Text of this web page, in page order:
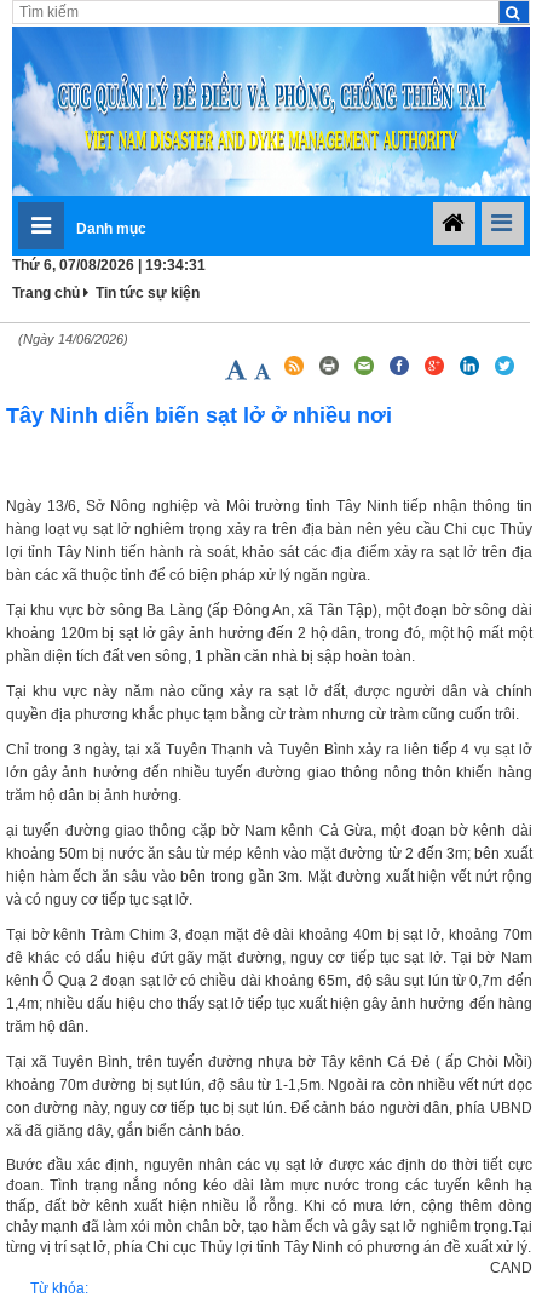
Danh mục
Thứ 6, 07/08/2026 | 19:34:31
Trang chủ
Tin tức sự kiện
(Ngày 14/06/2026)
Tây Ninh diễn biến sạt lở ở nhiều nơi
Ngày 13/6, Sở Nông nghiệp và Môi trường tỉnh Tây Ninh tiếp nhận thông tin
hàng loạt vụ sạt lở nghiêm trọng xảy ra trên địa bàn nên yêu cầu Chi cục Thủy
lợi tỉnh Tây Ninh tiến hành rà soát, khảo sát các địa điểm xảy ra sạt lở trên địa
bàn các xã thuộc tỉnh để có biện pháp xử lý ngăn ngừa.
Tại khu vực bờ sông Ba Làng (ấp Đông An, xã Tân Tập), một đoạn bờ sông dài
khoảng 120m bị sạt lở gây ảnh hưởng đến 2 hộ dân, trong đó, một hộ mất một
phần diện tích đất ven sông, 1 phần căn nhà bị sập hoàn toàn.
Tại khu vực này năm nào cũng xảy ra sạt lở đất, được người dân và chính
quyền địa phương khắc phục tạm bằng cừ tràm nhưng cừ tràm cũng cuốn trôi.
Chỉ trong 3 ngày, tại xã Tuyên Thạnh và Tuyên Bình xảy ra liên tiếp 4 vụ sạt lở
lớn gây ảnh hưởng đến nhiều tuyến đường giao thông nông thôn khiến hàng
trăm hộ dân bị ảnh hưởng.
ại tuyến đường giao thông cặp bờ Nam kênh Cả Gừa, một đoạn bờ kênh dài
khoảng 50m bị nước ăn sâu từ mép kênh vào mặt đường từ 2 đến 3m; bên xuất
hiện hàm ếch ăn sâu vào bên trong gần 3m. Mặt đường xuất hiện vết nứt rộng
và có nguy cơ tiếp tục sạt lở.
Tại bờ kênh Tràm Chim 3, đoạn mặt đê dài khoảng 40m bị sạt lở, khoảng 70m
đê khác có dấu hiệu đứt gãy mặt đường, nguy cơ tiếp tục sạt lở. Tại bờ Nam
kênh Ổ Quạ 2 đoạn sạt lở có chiều dài khoảng 65m, độ sâu sụt lún từ 0,7m đến
1,4m; nhiều dấu hiệu cho thấy sạt lở tiếp tục xuất hiện gây ảnh hưởng đến hàng
trăm hộ dân.
Tại xã Tuyên Bình, trên tuyến đường nhựa bờ Tây kênh Cá Đẻ ( ấp Chòi Mồi)
khoảng 70m đường bị sụt lún, độ sâu từ 1-1,5m. Ngoài ra còn nhiều vết nứt dọc
con đường này, nguy cơ tiếp tục bị sụt lún. Để cảnh báo người dân, phía UBND
xã đã giăng dây, gắn biển cảnh báo.
Bước đầu xác định, nguyên nhân các vụ sạt lở được xác định do thời tiết cực
đoan. Tình trạng nắng nóng kéo dài làm mực nước trong các tuyến kênh hạ
thấp, đất bờ kênh xuất hiện nhiều lỗ rỗng. Khi có mưa lớn, cộng thêm dòng
chảy mạnh đã làm xói mòn chân bờ, tạo hàm ếch và gây sạt lở nghiêm trọng.Tại
từng vị trí sạt lở, phía Chi cục Thủy lợi tỉnh Tây Ninh có phương án đề xuất xử lý.
CAND
Từ khóa: